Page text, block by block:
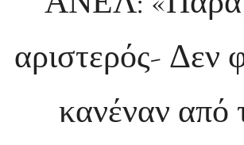
αριστερός- Δεν
κανέναν από